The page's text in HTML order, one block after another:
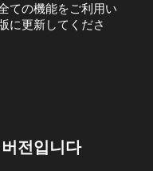
ての機能をご利用い
に更新してくださ
전입니다